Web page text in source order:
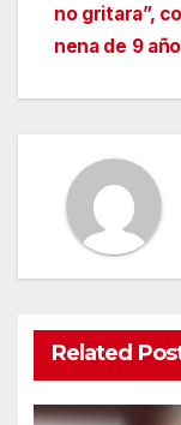
no gritara”,
nena de 9
Related